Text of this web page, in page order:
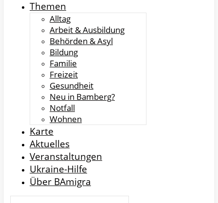
Themen
Alltag
Arbeit & Ausbildung
Behörden & Asyl
Bildung
Familie
Freizeit
Gesundheit
Neu in Bamberg?
Notfall
Wohnen
Karte
Aktuelles
Veranstaltungen
Ukraine-Hilfe
Über BAmigra